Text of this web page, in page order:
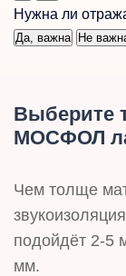
Нужна ли
Да, важна Не
Выберите
МОСФОЛ
Чем толще
подойдёт 2-5
мм.